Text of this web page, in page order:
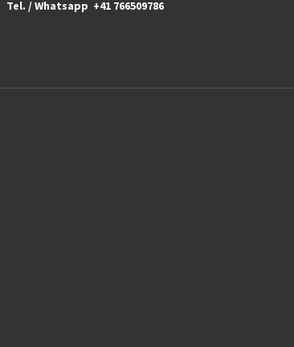
Tel. / Whatsapp +41 766509786